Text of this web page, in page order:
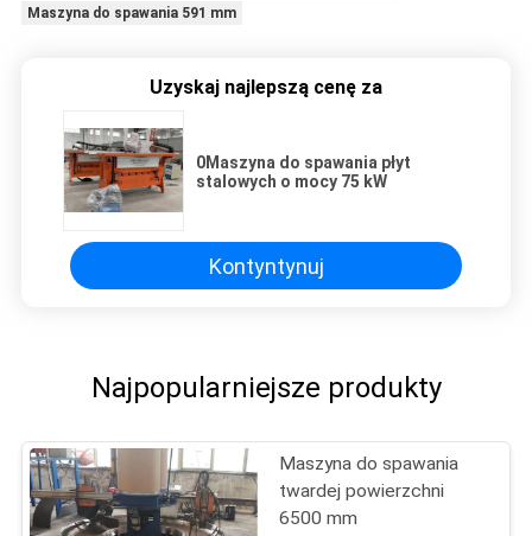
Maszyna do spawania 591 mm
Uzyskaj najlepszą cenę za
0Maszyna do spawania płyt
stalowych o mocy 75 kW
Kontyntynuj
Najpopularniejsze produkty
Maszyna do spawania
twardej powierzchni
6500 mm